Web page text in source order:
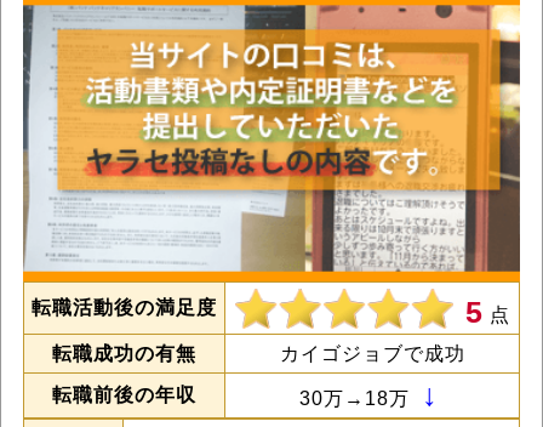
転職活動後の満足度 5 点
転職成功の有無
カイゴジョブで成功
転職前後の年収
30万→18万 ↓